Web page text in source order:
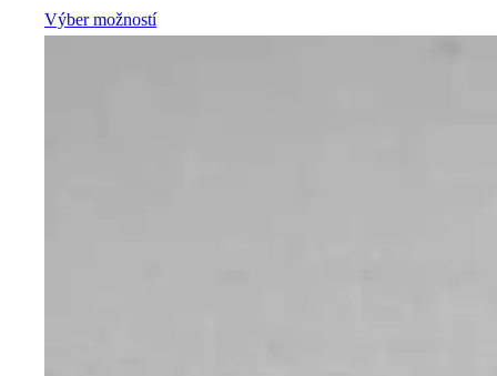
Výber možností